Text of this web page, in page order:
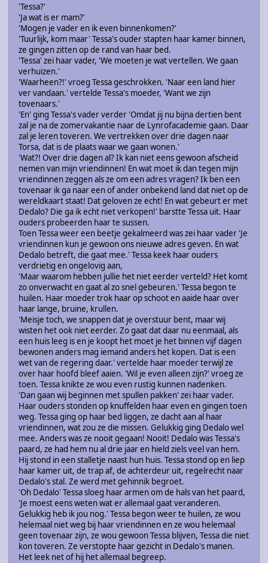
'Tessa?'
'Ja wat is er mam?'
'Mogen je vader en ik even binnenkomen?'
'Tuurlijk, kom maar' Tessa's ouder stapten haar kamer binnen,
ze gingen zitten op de rand van haar bed.
'Tessa' zei haar vader, 'We moeten je wat vertellen. We gaan
verhuizen.'
'Waarheen?!' vroeg Tessa geschrokken. 'Naar een land hier
ver vandaan.' vertelde Tessa's moeder, 'Want we zijn
tovenaars.'
'En' ging Tessa's vader verder 'Omdat jij nu bijna dertien bent
zal je na de zomervakantie naar de Lynrofacademie gaan. Daar
zal je leren toveren. We vertrekken over drie dagen naar
Torsa, dat is de plaats waar we gaan wonen.'
'Wat?! Over drie dagen al? Ik kan niet eens gewoon afscheid
nemen van mijn vriendinnen! En wat moet ik dan tegen mijn
vriendinnen zeggen als ze om een adres vragen? Ik ben een
tovenaar ik ga naar een of ander onbekend land dat niet op de
wereldkaart staat! Dat geloven ze echt! En wat gebeurt er met
Dedalo? Die ga ik echt niet verkopen!' barstte Tessa uit. Haar
ouders probeerden haar te sussen.
Toen Tessa weer een beetje gekalmeerd was zei haar vader 'Je
vriendinnen kun je gewoon ons nieuwe adres geven. En wat
Dedalo betreft, die gaat mee.' Tessa keek haar ouders
verdrietig en ongelovig aan,
'Maar waarom hebben jullie het niet eerder verteld? Het komt
zo onverwacht en gaat al zo snel gebeuren.' Tessa begon te
huilen. Haar moeder trok haar op schoot en aaide haar over
haar lange, bruine, krullen.
'Meisje toch, we snappen dat je overstuur bent, maar wij
wisten het ook niet eerder. Zo gaat dat daar nu eenmaal, als
een huis leeg is en je koopt het moet je het binnen vijf dagen
bewonen anders mag iemand anders het kopen. Dat is een
wet van de regering daar.' vertelde haar moeder terwijl ze
over haar hoofd bleef aaien. 'Wil je even alleen zijn?' vroeg ze
toen. Tessa knikte ze wou even rustig kunnen nadenken.
'Dan gaan wij beginnen met spullen pakken' zei haar vader.
Haar ouders stonden op knuffelden haar even en gingen toen
weg. Tessa ging op haar bed liggen, ze dacht aan al haar
vriendinnen, wat zou ze die missen. Gelukkig ging Dedalo wel
mee. Anders was ze nooit gegaan! Nooit! Dedalo was Tessa's
paard, ze had hem nu al drie jaar en hield ziels veel van hem.
Hij stond in een stalletje naast hun huis. Tessa stond op en liep
haar kamer uit, de trap af, de achterdeur uit, regelrecht naar
Dedalo's stal. Ze werd met gehinnik begroet.
'Oh Dedalo' Tessa sloeg haar armen om de hals van het paard,
'Je moest eens weten wat er allemaal gaat veranderen.
Gelukkig heb ik jou nog.' Tessa begon weer te huilen, ze wou
helemaal niet weg bij haar vriendinnen en ze wou helemaal
geen tovenaar zijn, ze wou gewoon Tessa blijven, Tessa die niet
kon toveren. Ze verstopte haar gezicht in Dedalo's manen.
Het leek net of hij het allemaal begreep.